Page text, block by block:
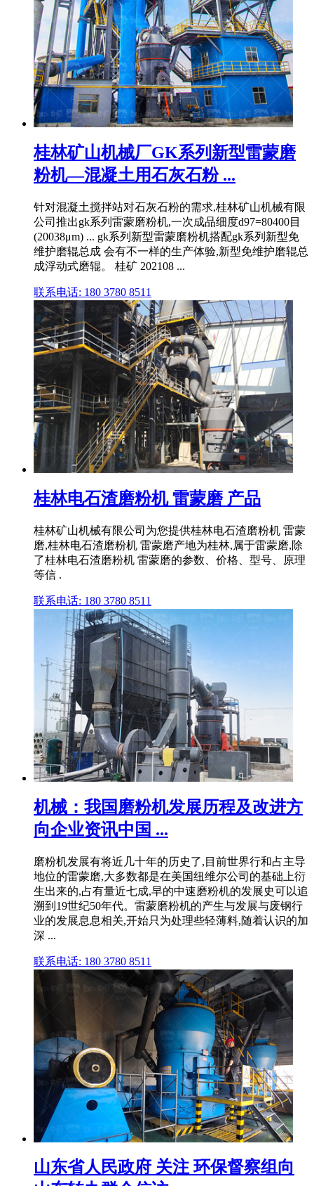
桂林矿山机械厂GK系列新型雷蒙磨
粉机—混凝土用石灰石粉 ...
针对混凝土搅拌站对石灰石粉的需求,桂林矿山机械有限
公司推出gk系列雷蒙磨粉机,一次成品细度d97=80400目
(20038μm) ... gk系列新型雷蒙磨粉机搭配gk系列新型免
维护磨辊总成 会有不一样的生产体验,新型免维护磨辊总
成浮动式磨辊。 桂矿 202108 ...
联系电话: 180 3780 8511
桂林电石渣磨粉机 雷蒙磨 产品
桂林矿山机械有限公司为您提供桂林电石渣磨粉机 雷蒙
磨,桂林电石渣磨粉机 雷蒙磨产地为桂林,属于雷蒙磨,除
了桂林电石渣磨粉机 雷蒙磨的参数、价格、型号、原理
等信 .
联系电话: 180 3780 8511
机械：我国磨粉机发展历程及改进方
向企业资讯中国 ...
磨粉机发展有将近几十年的历史了,目前世界行和占主导
地位的雷蒙磨,大多数都是在美国纽维尔公司的基础上衍
生出来的,占有量近七成,早的中速磨粉机的发展史可以追
溯到19世纪50年代。雷蒙磨粉机的产生与发展与废钢行
业的发展息息相关,开始只为处理些轻薄料,随着认识的加
深 ...
联系电话: 180 3780 8511
山东省人民政府 关注 环保督察组向